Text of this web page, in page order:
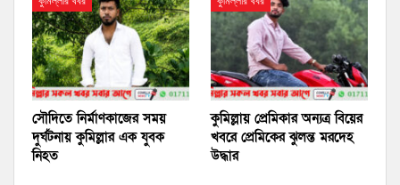
সৌদিতে নির্মাণকাজের সময়
দুর্ঘটনায় কুমিল্লার এক যুবক
নিহত
কুমিল্লায় প্রেমিকার অন্যত্র বিয়ের
খবরে প্রেমিকের ঝুলন্ত মরদেহ
উদ্ধার